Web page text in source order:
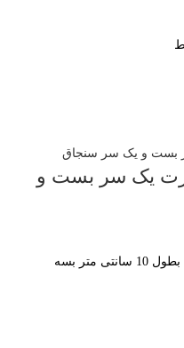
یک سر بست و
یک سربست و یک سرسنجاق مشکی بطول 10 سانتی متر بسه